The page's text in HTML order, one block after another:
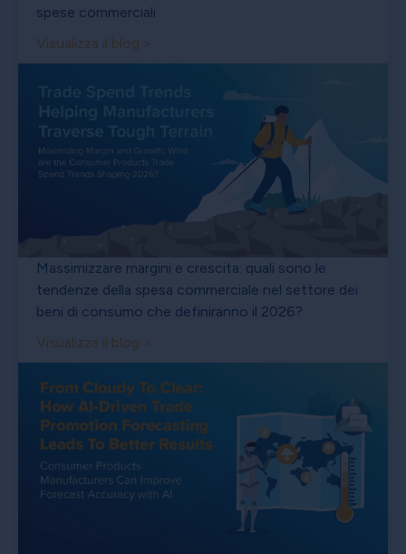
spese commerciali
Visualizza il blog >
Massimizzare margini e crescita: quali sono le
tendenze della spesa commerciale nel settore dei
beni di consumo che definiranno il 2026?
Visualizza il blog >